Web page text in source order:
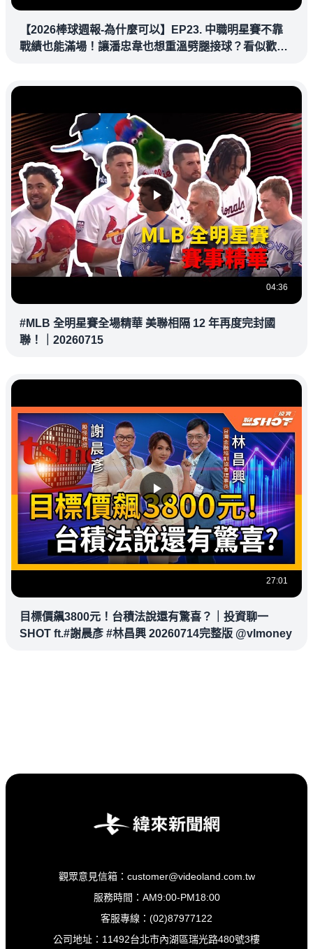
【2026棒球週報-為什麼可以】EP23. 中職明星賽不靠
戰績也能滿場！讓潘忠韋也想重溫劈腿接球？看似歡樂
04:36
#MLB 全明星賽全場精華 美聯相隔 12 年再度完封國
聯！｜20260715
27:01
目標價飆3800元！台積法說還有驚喜？｜投資聊一
SHOT ft.#謝晨彥 #林昌興 20260714完整版 @vlmoney
觀眾意見信箱：customer@videoland.com.tw
服務時間：AM9:00-PM18:00
客服專線：(02)87977122
公司地址：11492台北市內湖區瑞光路480號3樓